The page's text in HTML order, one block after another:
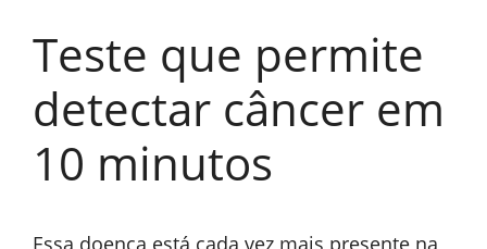
Teste que permite
detectar câncer em
10 minutos
Essa doença está cada vez mais presente na